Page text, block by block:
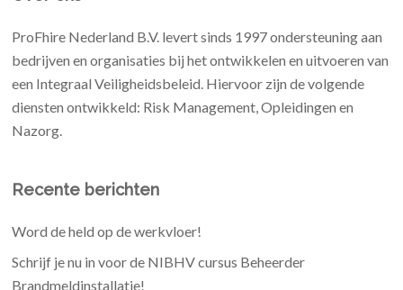
ProFhire Nederland B.V. levert sinds 1997 ondersteuning aan
bedrijven en organisaties bij het ontwikkelen en uitvoeren van
een Integraal Veiligheidsbeleid. Hiervoor zijn de volgende
diensten ontwikkeld: Risk Management, Opleidingen en
Nazorg.
Recente berichten
Word de held op de werkvloer!
Schrijf je nu in voor de NIBHV cursus Beheerder
Brandmeldinstallatie!